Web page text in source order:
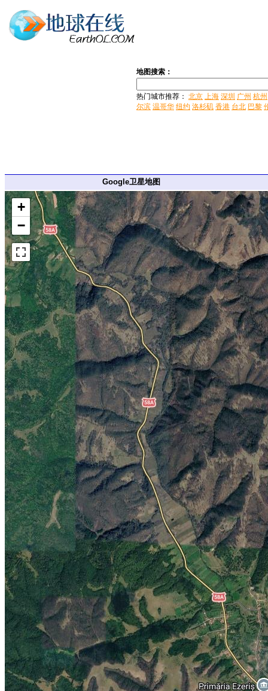
地图搜索：
热门城市推荐： 北京 上海 深圳 广州 杭州
尔滨 温哥华 纽约 洛杉矶 香港 台北 巴黎
Google卫星地图
+
−